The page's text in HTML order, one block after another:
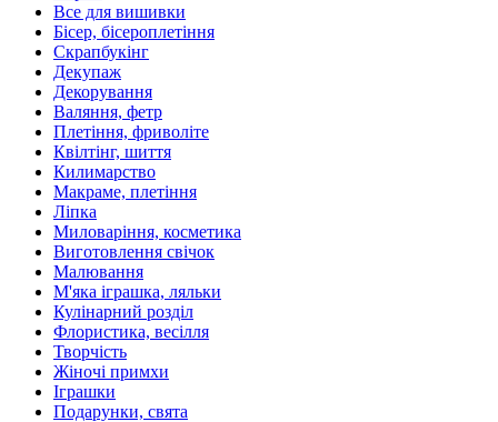
Все для вишивки
Бісер, бісероплетіння
Скрапбукінг
Декупаж
Декорування
Валяння, фетр
Плетіння, фриволіте
Квілтінг, шиття
Килимарство
Макраме, плетіння
Ліпка
Миловаріння, косметика
Виготовлення свічок
Малювання
М'яка іграшка, ляльки
Кулінарний розділ
Флористика, весілля
Творчість
Жіночі примхи
Іграшки
Подарунки, свята